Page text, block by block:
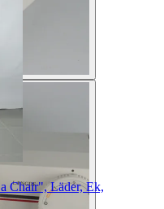
Chair", Läder, Ek,